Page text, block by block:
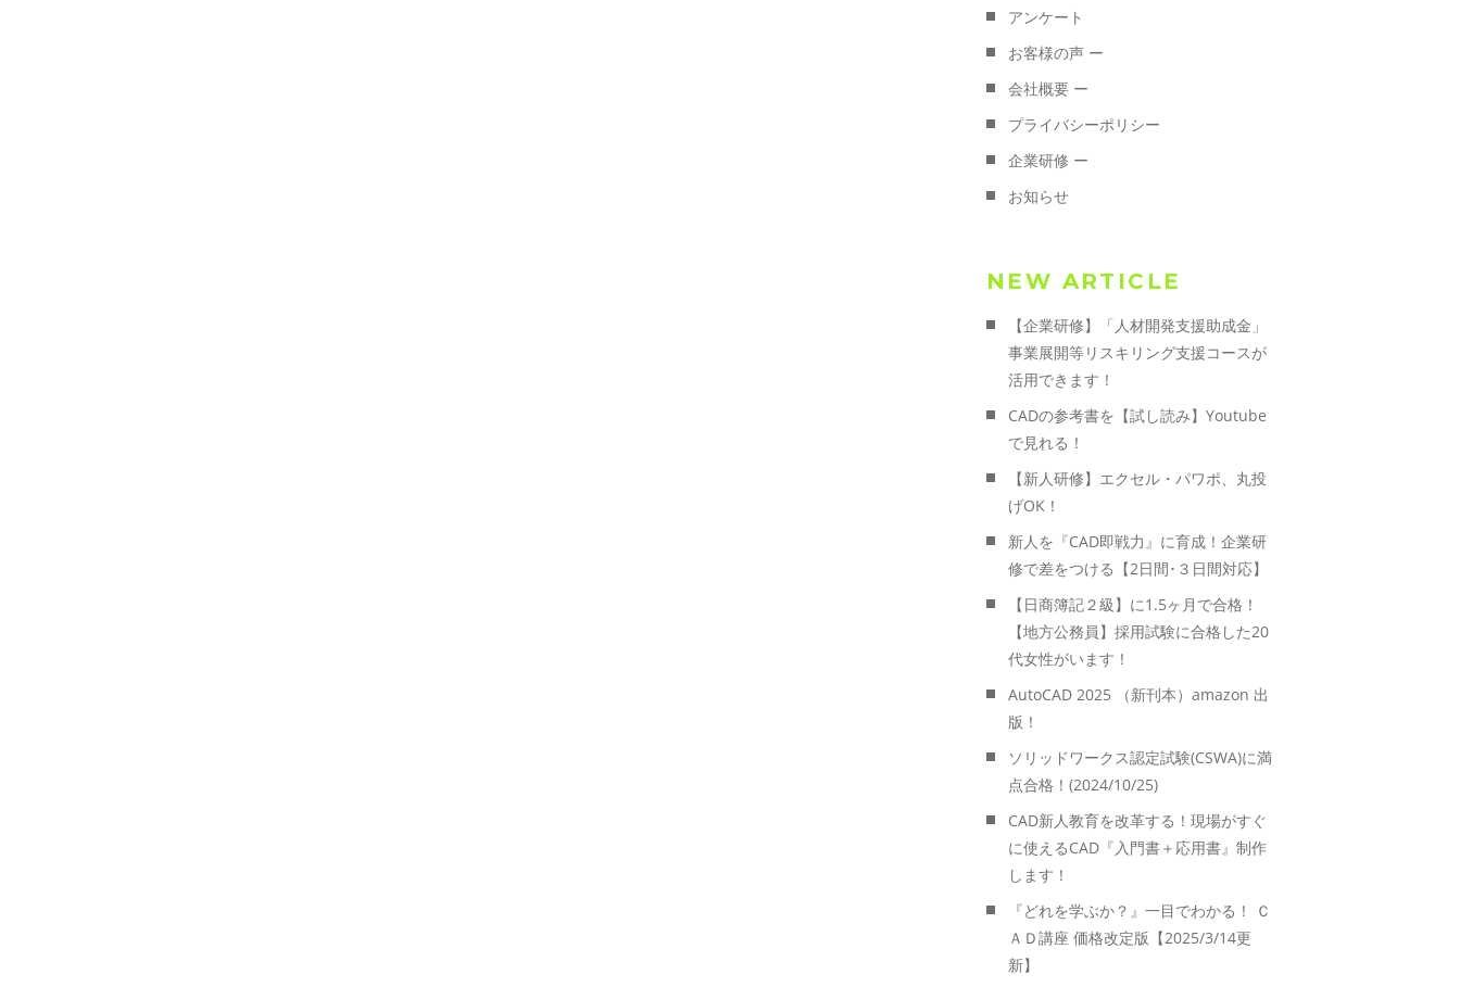
アンケート
お客様の声 ー
会社概要 ー
プライバシーポリシー
企業研修 ー
お知らせ
NEW ARTICLE
【企業研修】「人材開発支援助成金」
事業展開等リスキリング支援コースが
活用できます！
CADの参考書を【試し読み】Youtube
で見れる！
【新人研修】エクセル・パワポ、丸投
げOK！
新人を『CAD即戦力』に育成！企業研
修で差をつける【2日間･３日間対応】
【日商簿記２級】に1.5ヶ月で合格！
【地方公務員】採用試験に合格した20
代女性がいます！
AutoCAD 2025 （新刊本）amazon 出
版！
ソリッドワークス認定試験(CSWA)に満
点合格！(2024/10/25)
CAD新人教育を改革する！現場がすぐ
に使えるCAD『入門書＋応用書』制作
します！
『どれを学ぶか？』一目でわかる！ Ｃ
ＡＤ講座 価格改定版【2025/3/14更
新】